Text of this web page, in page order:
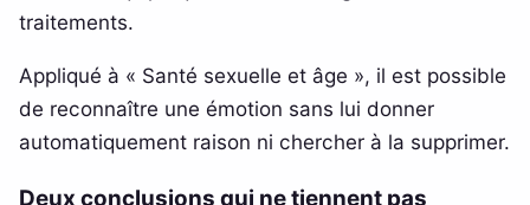
traitements.
Appliqué à « Santé sexuelle et âge », il est possible
de reconnaître une émotion sans lui donner
automatiquement raison ni chercher à la supprimer.
Deux conclusions qui ne tiennent pas